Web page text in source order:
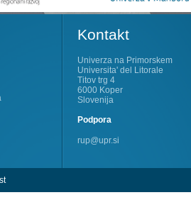
Kontakt
Univerza na Primorskem
Universita' del Litorale
Titov trg 4
6000 Koper
Slovenija
Podpora
rup@upr.si